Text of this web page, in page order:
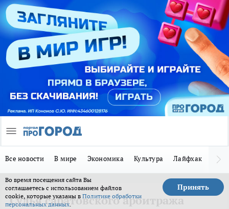
Все новости В мире Экономика Культура Лайфхак
Во время посещения сайта Вы
соглашаетесь с использованием файлов
cookie, которые указаны в Политике обработки
персональных данных.
Принять
Судья саратовского арбитража